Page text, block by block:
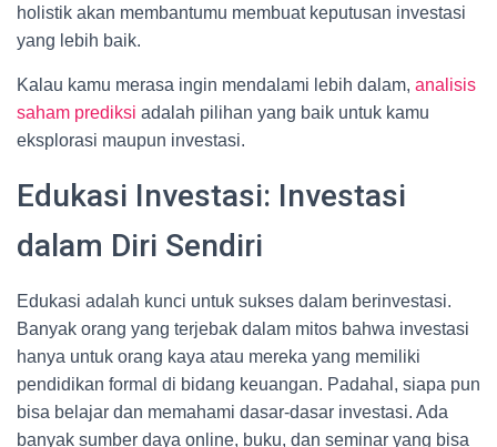
holistik akan membantumu membuat keputusan investasi
yang lebih baik.
Kalau kamu merasa ingin mendalami lebih dalam, analisis
saham prediksi adalah pilihan yang baik untuk kamu
eksplorasi maupun investasi.
Edukasi Investasi: Investasi
dalam Diri Sendiri
Edukasi adalah kunci untuk sukses dalam berinvestasi.
Banyak orang yang terjebak dalam mitos bahwa investasi
hanya untuk orang kaya atau mereka yang memiliki
pendidikan formal di bidang keuangan. Padahal, siapa pun
bisa belajar dan memahami dasar-dasar investasi. Ada
banyak sumber daya online, buku, dan seminar yang bisa